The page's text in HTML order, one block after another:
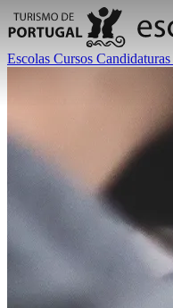
Escolas Cursos Candidaturas